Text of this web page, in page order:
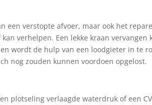
een verstopte afvoer, maar ook het
verhelpen. Een lekke kraan vervangen
wordt de hulp van een loodgieter in te
nog zouden kunnen voordoen opgelost.
plotseling verlaagde waterdruk of een